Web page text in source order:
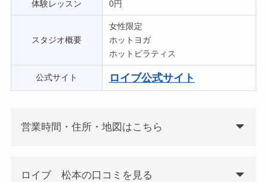
体験レッスン 0円
スタジオ概要
女性限定
ホットヨガ
ホットピラティス
公式サイト ロイブ公式サイト
営業時間・住所・地図はこちら
ロイブ 松本の口コミを見る